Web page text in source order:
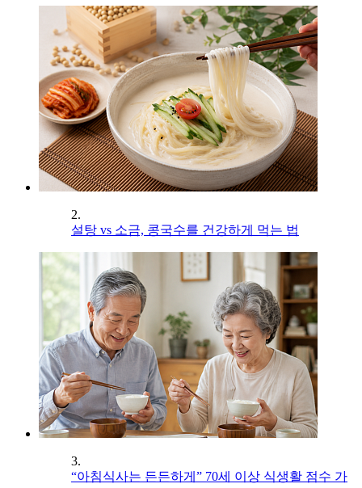
2.
설탕 vs 소금, 콩국수를 건강하게 먹는 법
3.
“아침식사는 든든하게” 70세 이상 식생활 점수 가